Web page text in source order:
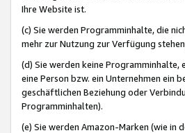
Ihre Website ist.
(c) Sie werden Programminhalte, die
mehr zur Nutzung zur Verfügung
(d) Sie werden keine Programminhalte,
eine Person bzw. ein Unternehmen ein
geschäftlichen Beziehung oder
Programminhalten).
(e) Sie werden Amazon-Marken (wie in